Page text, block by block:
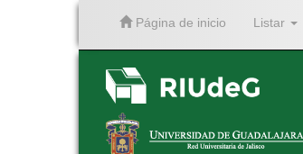
Página de inicio Listar